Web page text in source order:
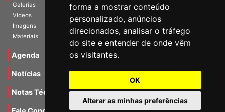
forma a mostrar conteúdo
personalizado, anúncios
direcionados, analisar o tráfego
do site e entender de onde vêm
os visitantes.
OK
Alterar as minhas preferências
Galerias
Vídeos
Imagens
Materiais
Agenda
Notícias
Notas Técnicas